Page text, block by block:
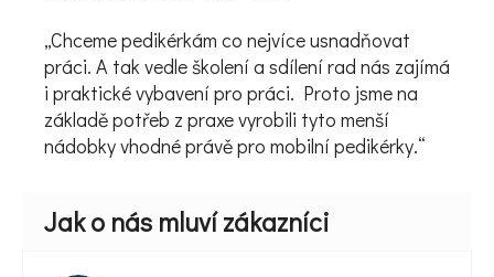
„Chceme pedikérkám co nejvíce usnadňovat
práci. A tak vedle školení a sdílení rad nás zajímá
i praktické vybavení pro práci. Proto jsme na
základě potřeb z praxe vyrobili tyto menší
nádobky vhodné právě pro mobilní pedikérky.“